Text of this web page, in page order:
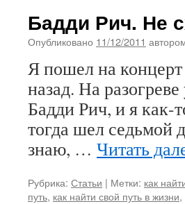
Бадди Рич. Не
Опубликовано 11/12/2011
Я пошел на
назад. На
Бадди Рич, и я как-
тогда шел седьмой
знаю, … Читать
Рубрика: Статьи | Метки: как
путь, как найти свой путь в жизни,